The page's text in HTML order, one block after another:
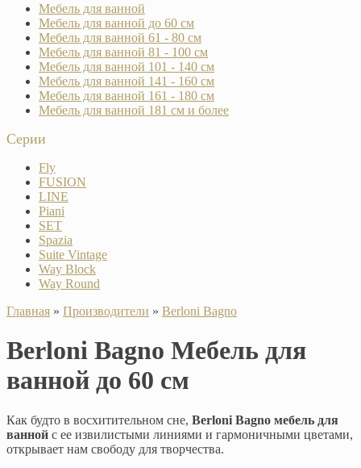
Мебель для ванной
Мебель для ванной до 60 см
Мебель для ванной 61 - 80 см
Мебель для ванной 81 - 100 см
Мебель для ванной 101 - 140 см
Мебель для ванной 141 - 160 см
Мебель для ванной 161 - 180 см
Мебель для ванной 181 см и более
Серии
Fly
FUSION
LINE
Piani
SET
Spazia
Suite Vintage
Way Block
Way Round
Главная » Производители » Berloni Bagno
Berloni Bagno Мебель для
ванной до 60 см
Как будто в восхитительном сне, Berloni Bagno мебель для
ванной с ее извилистыми линиями и гармоничными цветами,
открывает нам свободу для творчества.